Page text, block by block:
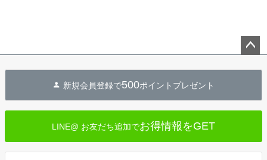
へ
新規会員登録で500ポイントプレゼント
LINE@ お友だち追加でお得情報をGET